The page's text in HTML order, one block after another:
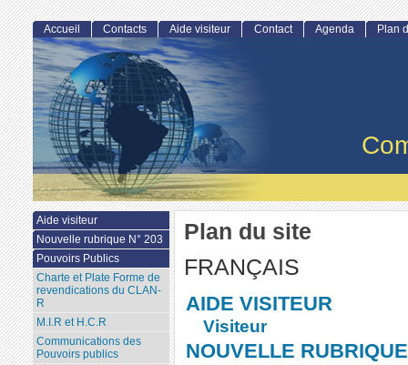
Plan du site
FRANÇAIS
AIDE VISITEUR
Visiteur
NOUVELLE
Accueil Contacts Aide visiteur Contact Agenda Plan
Aide visiteur
Nouvelle rubrique N° 203
Pouvoirs Publics
Charte et Plate Forme de
revendications du CLAN-
R
M.I.R et H.C.R
Communications des
Pouvoirs publics